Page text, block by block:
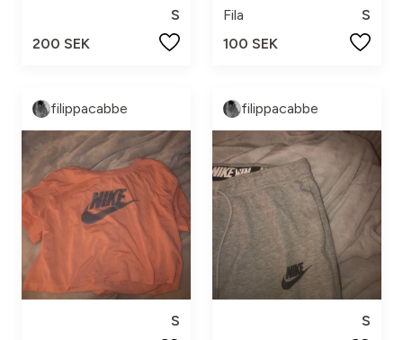
S
200 SEK
Fila
S
100 SEK
filippacabbe
S
filippacabbe
S